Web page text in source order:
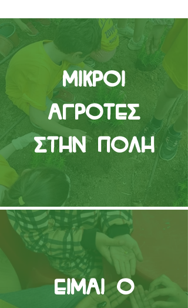
Μικροί
Αγρότες
στην Πόλη
Είμαι ο